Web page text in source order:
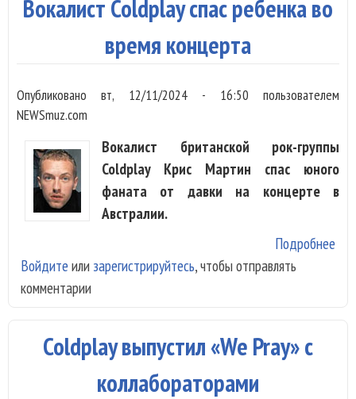
Вокалист Coldplay спас ребенка во
время концерта
Опубликовановт, 12/11/2024 - 16:50 пользователем
NEWSmuz.com
Вокалист британской рок-группы
Coldplay Крис Мартин спас юного
фаната от давки на концерте в
Австралии.
Подробнее
Войдите или зарегистрируйтесь, чтобы отправлять
комментарии
Coldplay выпустил «We Pray» с
коллабораторами